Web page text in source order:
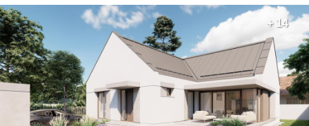
+ 14